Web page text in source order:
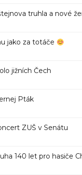
truhla a nové
jako za totáče
jižních Čech
Pták
ZUŠ v Senátu
140 let pro hasiče